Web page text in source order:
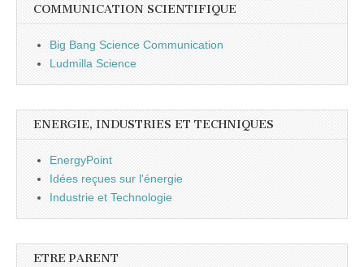
COMMUNICATION SCIENTIFIQUE
Big Bang Science Communication
Ludmilla Science
ENERGIE, INDUSTRIES ET TECHNIQUES
EnergyPoint
Idées reçues sur l'énergie
Industrie et Technologie
ETRE PARENT